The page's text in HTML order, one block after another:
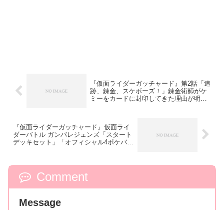
『仮面ライダーガッチャード』第2話「追
跡、錬金、スケボーズ！」錬金術師がケ
ミーをカードに封印してきた理由が明ら
『仮面ライダーガッチャード』仮面ライ
ダーバトル ガンバレジェンズ「スタート
デッキセット」「オフィシャル4ポケバイ
Comment
Message